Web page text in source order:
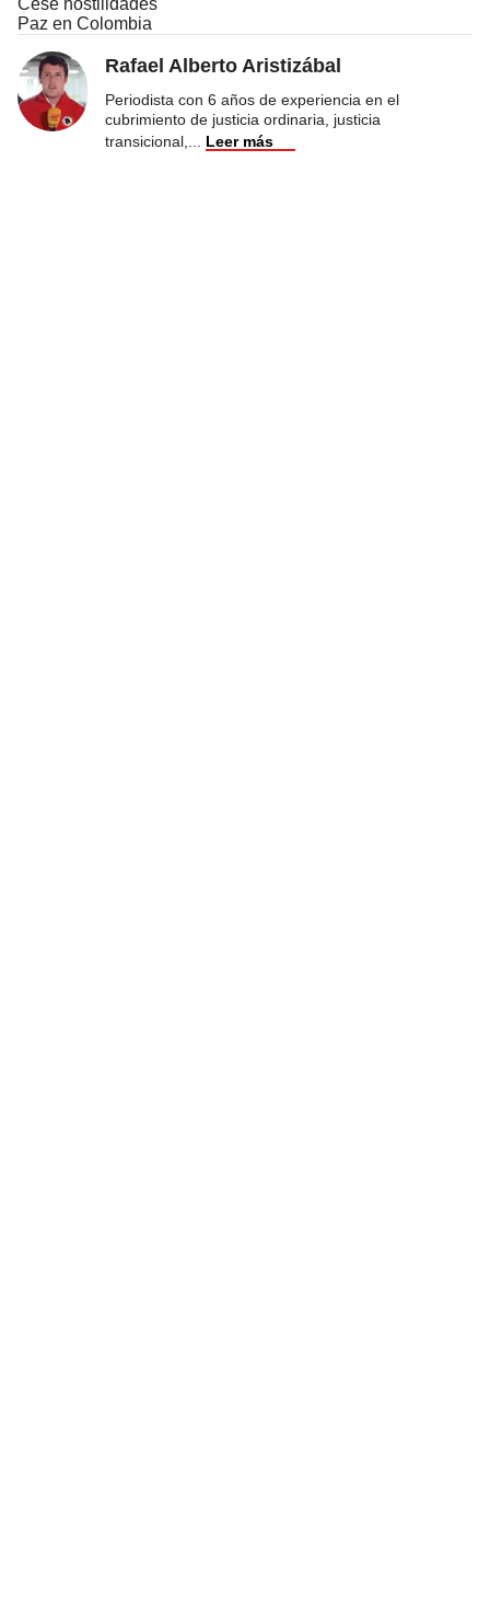
Paz en Colombia
Rafael Alberto Aristizábal
Periodista con 6 años de experiencia en el
cubrimiento de justicia ordinaria, justicia
transicional,
Leer más